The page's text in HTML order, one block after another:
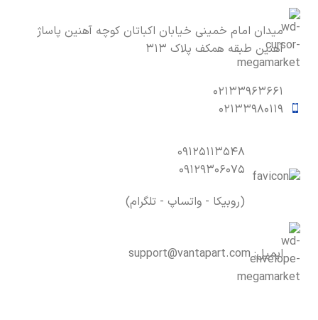
میدان امام خمینی خیابان اکباتان کوچه آهنین پاساژ
آهنین طبقه همکف پلاک ۳۱۳
۰۲۱۳۳۹۶۳۶۶۱
۰۲۱۳۳۹۸۰۱۱۹
۰۹۱۲۵۱۱۳۵۴۸
۰۹۱۲۹۳۰۶۰۷۵
(روبیکا - واتساپ - تلگرام)
ایمیل:support@vantapart.com